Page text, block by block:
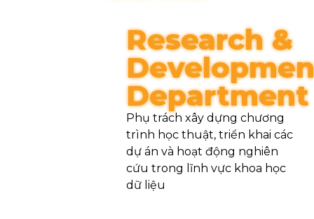
Research &
Department
Phụ trách xây dựng chương
trình học thuật, triển khai các
dự án và hoạt động nghiên
cứu trong lĩnh vực khoa học
dữ liệu